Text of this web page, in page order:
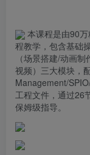
本课程是由90
程教学，包含基础
（场景搭建/动画
视频）三大模块，
Management/
工程文件，通过26
保姆级指导。